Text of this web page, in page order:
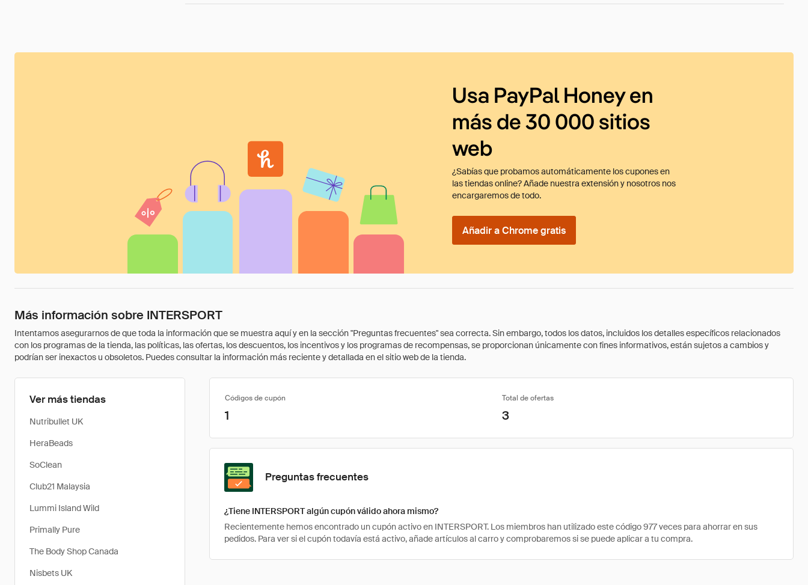
Usa PayPal Honey en
más de 30 000 sitios
web
¿Sabías que probamos automáticamente los cupones en
las tiendas online? Añade nuestra extensión y nosotros nos
encargaremos de todo.
Añadir a Chrome gratis
Más información sobre INTERSPORT
Intentamos asegurarnos de que toda la información que se muestra aquí y en la sección "Preguntas frecuentes" sea correcta. Sin embargo, todos los datos, incluidos los detalles específicos relacionados
con los programas de la tienda, las políticas, las ofertas, los descuentos, los incentivos y los programas de recompensas, se proporcionan únicamente con fines informativos, están sujetos a cambios y
podrían ser inexactos u obsoletos. Puedes consultar la información más reciente y detallada en el sitio web de la tienda.
Ver más tiendas
Nutribullet UK
HeraBeads
SoClean
Club21 Malaysia
Lummi Island Wild
Primally Pure
The Body Shop Canada
Nisbets UK
Códigos de cupón Total de ofertas
1 3
Preguntas frecuentes
¿Tiene INTERSPORT algún cupón válido ahora mismo?
Recientemente hemos encontrado un cupón activo en INTERSPORT. Los miembros han utilizado este código 977 veces para ahorrar en sus
pedidos. Para ver si el cupón todavía está activo, añade artículos al carro y comprobaremos si se puede aplicar a tu compra.